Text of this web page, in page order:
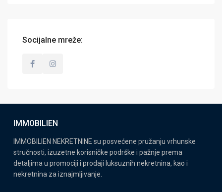
Socijalne mreže:
IMMOBILIEN
IMMOBILIEN NEKRETNINE su posvećene pružanju vrhunske
stručnosti, izuzetne korisničke podrške i pažnje prema
detaljima u promociji i prodaji luksuznih nekretnina, kao i
nekretnina za iznajmljivanje.